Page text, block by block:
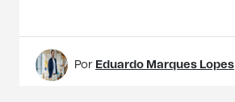
Por Eduardo Marques Lopes